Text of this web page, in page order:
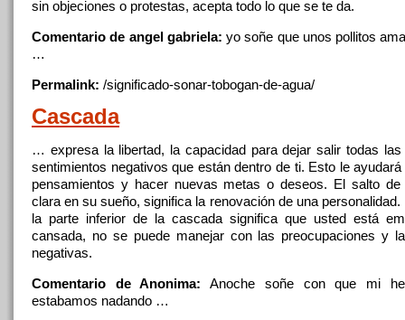
sin objeciones o protestas, acepta todo lo que se te da.
Comentario de angel gabriela: yo soñe queunos pollitos
…
Permalink: /significado-sonar-tobogan-de-agua/
Cascada
… expresa la libertad, la capacidad para dejar salir todas
sentimientos negativosque están dentro de ti. Esto le
pensamientos y hacer nuevas metas o deseos. El salto
clara en su sueño,significa la renovación de una
la parte inferior de la cascada significa que usted está
cansada, no se puede manejar con las preocupaciones y
negativas.
Comentario de Anonima: Anoche soñe conque mi
estabamos nadando …